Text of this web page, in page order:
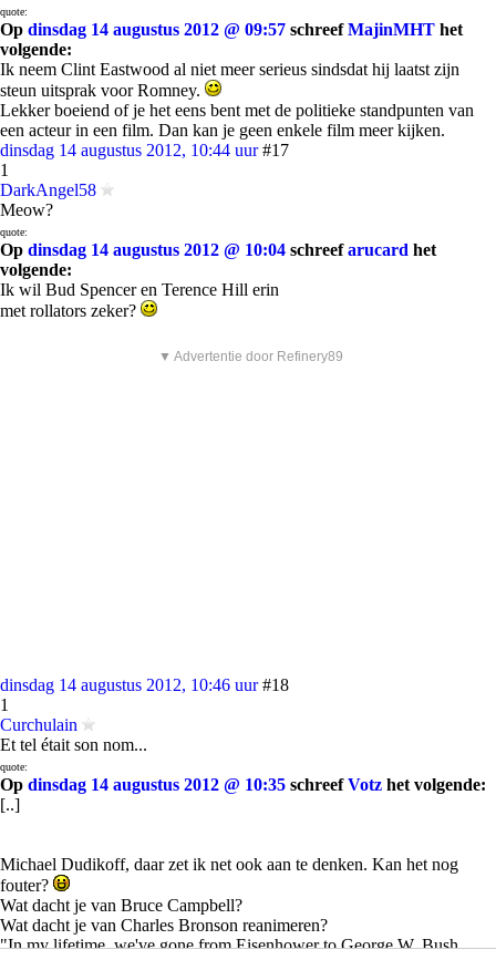
quote:
Op dinsdag 14 augustus 2012 @ 09:57 schreefMajinMHT het
volgende:
Ik neem Clint Eastwood al niet meer serieus sindsdat hij laatst zijn
steun uitsprak voor Romney.
Lekker boeiend of je het eens bent met de politieke standpunten van
een acteur in een film. Dan kan je geen enkele film meer kijken.
dinsdag 14 augustus 2012, 10:44 uur #17
1
DarkAngel58
Meow?
quote:
Op dinsdag 14 augustus 2012 @ 10:04 schreefarucard het
volgende:
Ik wil Bud Spencer en Terence Hill erin
met rollators zeker?
▼ Advertentie door Refinery89
dinsdag 14 augustus 2012, 10:46 uur #18
1
Curchulain
Et tel était son nom...
quote:
Op dinsdag 14 augustus 2012 @ 10:35 schreefVotz het volgende:
[..]
Michael Dudikoff, daar zet ik net ook aan te denken. Kan het nog
fouter?
Wat dacht je van Bruce Campbell?
Wat dacht je van Charles Bronson reanimeren?
"In my lifetime, we've gone from Eisenhower to George W. Bush.